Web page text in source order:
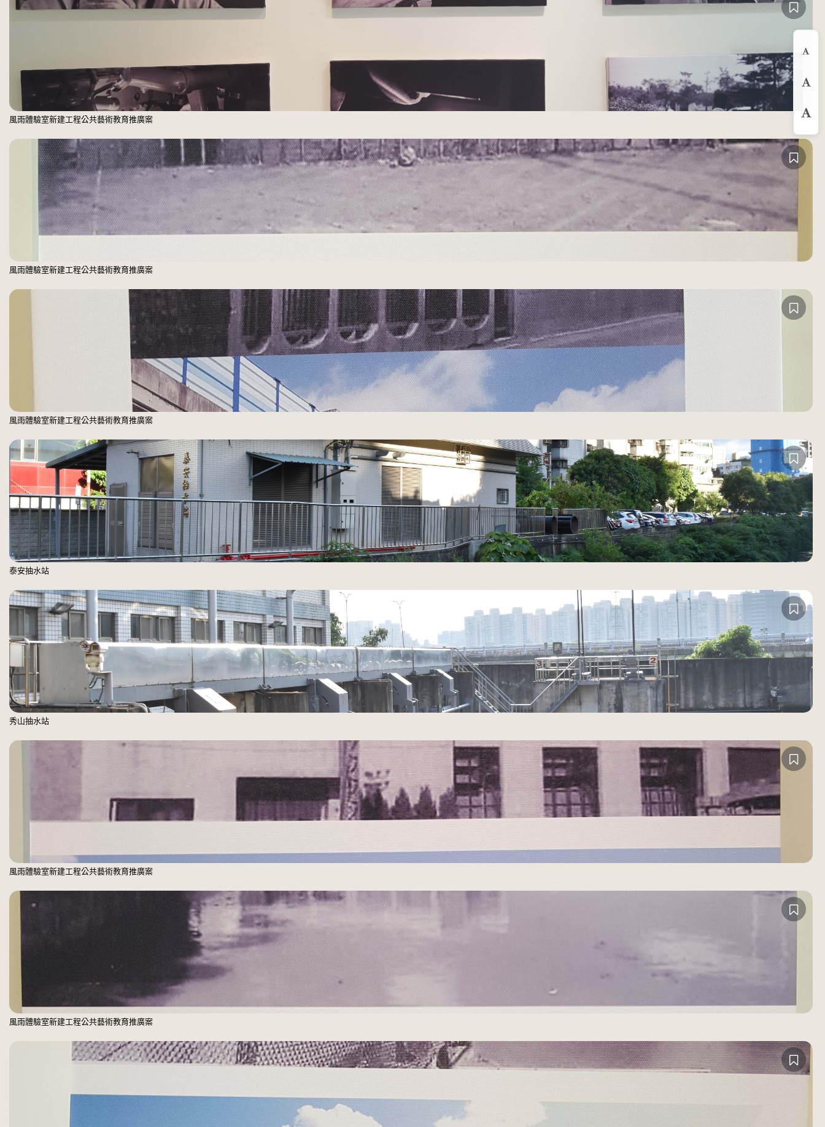
風雨體驗室新建工程公共藝術教育推廣案
風雨體驗室新建工程公共藝術教育推廣案
風雨體驗室新建工程公共藝術教育推廣案
泰安抽水站
秀山抽水站
風雨體驗室新建工程公共藝術教育推廣案
風雨體驗室新建工程公共藝術教育推廣案
放